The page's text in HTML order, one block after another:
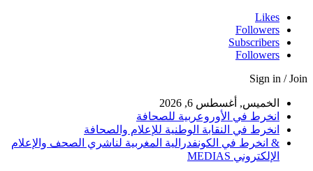
Likes
Followers
Subscribers
Followers
Sign in / Join
الخميس, أغسطس 6, 2026
انخرط في الأوروعربية للصحافة
انخرط في النقابة الوطنية للإعلام والصحافة
& انخرط في الكونفدرالية المغربية لناشري الصحف والإعلام
الإلكتروني MEDIAS